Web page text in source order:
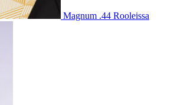
Magnum .44 Rooleissa